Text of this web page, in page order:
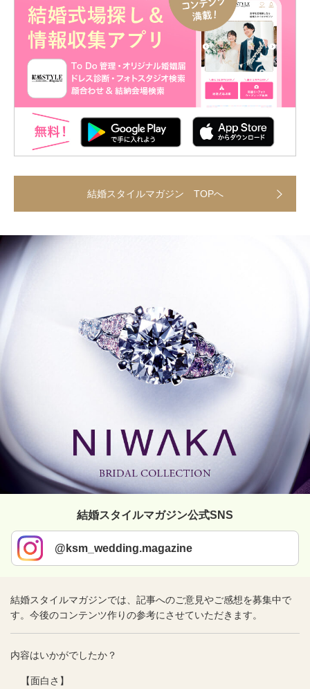
結婚スタイルマガジン TOPへ
結婚スタイルマガジン公式SNS
@ksm_wedding.magazine
結婚スタイルマガジンでは、記事へのご意見やご感想を募集中で
す。今後のコンテンツ作りの参考にさせていただきます。
内容はいかがでしたか？
【面白さ】